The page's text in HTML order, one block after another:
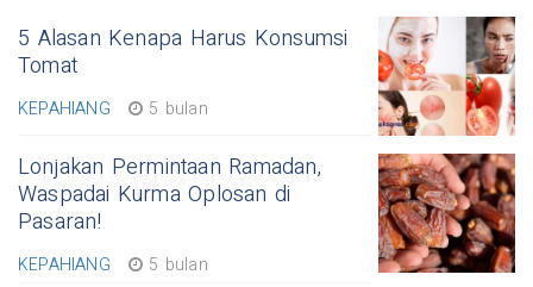
5 Alasan Kenapa Harus Konsumsi
Tomat
KEPAHIANG 5 bulan
Lonjakan Permintaan Ramadan,
Waspadai Kurma Oplosan di
Pasaran!
KEPAHIANG 5 bulan